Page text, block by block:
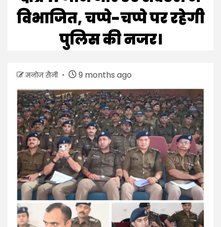
विभाजित, चप्पे-चप्पे पर रहेगी
पुलिस की नजर।
मनोज सैनी 9 months ago